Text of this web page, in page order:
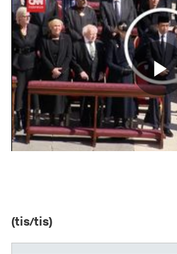
(tis/tis)